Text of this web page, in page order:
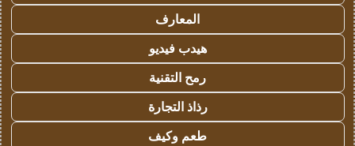
المعارف
هيدب فيديو
رمح التقنية
رذاذ التجارة
طعم وكيف